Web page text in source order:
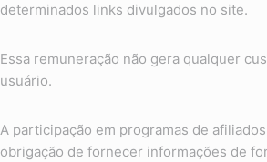
determinados links divulgados no site.
Essa remuneração não gera qualquer
usuário.
A participação em programas de
obrigação de fornecer informações de